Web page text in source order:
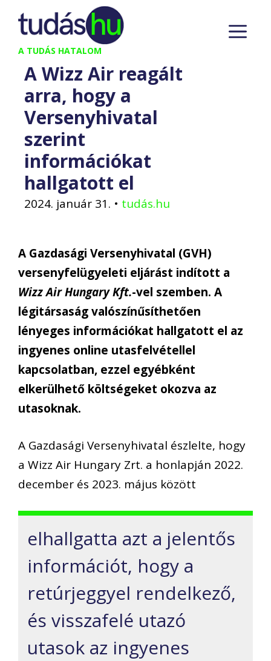
Kilépés
tartalomba
A TUDÁS HATALOM
A Wizz Air reagált
arra, hogy a
Versenyhivatal
szerint
információkat
hallgatott el
2024. január 31. • tudás.hu
A Gazdasági Versenyhivatal (GVH)
versenyfelügyeleti eljárást indított a
Wizz Air Hungary Kft.-vel szemben. A
légitársaságvalószínűsíthetően
lényeges információkat hallgatott el az
ingyenes online utasfelvétellel
kapcsolatban, ezzel egyébként
elkerülhető költségeket okozva az
utasoknak.
A Gazdasági Versenyhivatal észlelte, hogy
a Wizz Air Hungary Zrt. a honlapján 2022.
december és 2023. május között
elhallgatta azt a jelentős
információt, hogy a
retúrjeggyel rendelkező,
és visszafelé utazó
utasok az ingyenes